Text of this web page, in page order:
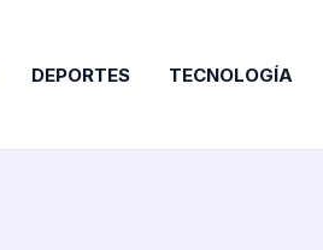
DEPORTES TECNOLOGÍA